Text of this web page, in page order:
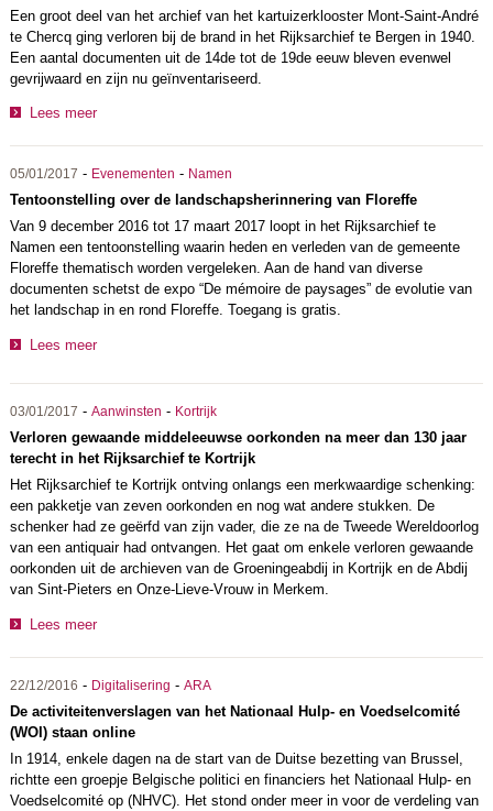
Een groot deel van het archief van het kartuizerklooster Mont-Saint-André
te Chercq ging verloren bij de brand in het Rijksarchief te Bergen in 1940.
Een aantal documenten uit de 14de tot de 19de eeuw bleven evenwel
gevrijwaard en zijn nu geïnventariseerd.
Lees meer
05/01/2017 - Evenementen - Namen
Tentoonstelling over de landschapsherinnering van Floreffe
Van 9 december 2016 tot 17 maart 2017 loopt in het Rijksarchief te
Namen een tentoonstelling waarin heden en verleden van de gemeente
Floreffe thematisch worden vergeleken. Aan de hand van diverse
documenten schetst de expo “De mémoire de paysages” de evolutie van
het landschap in en rond Floreffe. Toegang is gratis.
Lees meer
03/01/2017 - Aanwinsten - Kortrijk
Verloren gewaande middeleeuwse oorkonden na meer dan 130 jaar
terecht in het Rijksarchief te Kortrijk
Het Rijksarchief te Kortrijk ontving onlangs een merkwaardige schenking:
een pakketje van zeven oorkonden en nog wat andere stukken. De
schenker had ze geërfd van zijn vader, die ze na de Tweede Wereldoorlog
van een antiquair had ontvangen. Het gaat om enkele verloren gewaande
oorkonden uit de archieven van de Groeningeabdij in Kortrijk en de Abdij
van Sint-Pieters en Onze-Lieve-Vrouw in Merkem.
Lees meer
22/12/2016 - Digitalisering - ARA
De activiteitenverslagen van het Nationaal Hulp- en Voedselcomité
(WOI) staan online
In 1914, enkele dagen na de start van de Duitse bezetting van Brussel,
richtte een groepje Belgische politici en financiers het Nationaal Hulp- en
Voedselcomité op (NHVC). Het stond onder meer in voor de verdeling van